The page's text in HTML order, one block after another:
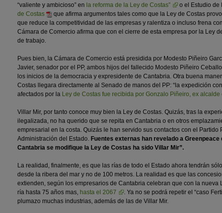
“valiente y ambicioso” en la reforma de la Ley de Costas”
o el Estudio de
de Costas
que afirma argumentos tales como que la Ley de Costas
que reduce la competitividad de las empresas y ralentiza o incluso frena
Cámara de Comercio afirma que con el cierre de esta empresa por la Ley
de trabajo.
Pues bien, la Cámara de Comercio está presidida por Modesto Piñeiro
Javier, senador por el PP, ambos hijos del fallecido Modesto Piñeiro
los inicios de la democracia y expresidente de Cantabria. Otra buena
Costas llegara directamente al Senado de manos del PP: “la expedición
afectados por la Ley de Costas fue recibida por Gonzalo Piñeiro, ex
Villar Mir, por tanto conoce muy bien la Ley de Costas. Quizás, tras la
ilegalizada, no ha querido que se repita en Cantabria o en otros
empresarial en la costa. Quizás le han servido sus contactos con el Partido
Administración del Estado. Fuentes externas han revelado a Greenpeace
Cantabria se modifique la Ley de Costas ha sido Villar Mir”.
La realidad, finalmente, es que las rías de todo el Estado ahora tendrán
desde la ribera del mar y no de 100 metros. La realidad es que las
extienden, según los empresarios de Cantabria celebran que con la nueva
ría hasta 75 años mas, hasta el 2067
. Ya no se podrá repetir el “caso
plumazo muchas industrias, además de las de Villar Mir.